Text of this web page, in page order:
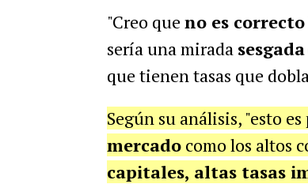
"Creo que no es
sería una mirada sesgada
que tienen tasas que
Según su análisis, "esto
mercadocomo los altos
capitales, altas tasas